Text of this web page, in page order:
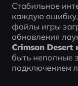
Стабильное
каждую ошибку,
файлы игры
Crimson Desert
быть неполные
подключением